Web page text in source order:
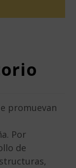
promuevan
Por
de